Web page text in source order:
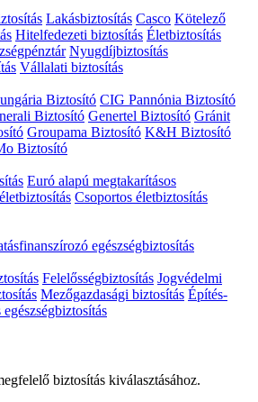
Lakásbiztosítás Casco Kötelező
Hitelfedezeti biztosítás Életbiztosítás
Nyugdíjbiztosítás
Vállalati biztosítás
Biztosító CIG Pannónia Biztosító
Biztosító Genertel Biztosító Gránit
Groupama Biztosító K&H Biztosító
Biztosító
Euró alapú megtakarításos
Csoportos életbiztosítás
egészségbiztosítás
Felelősségbiztosítás Jogvédelmi
Mezőgazdasági biztosítás Építés-
egészségbiztosítás
biztosítás kiválasztásához.